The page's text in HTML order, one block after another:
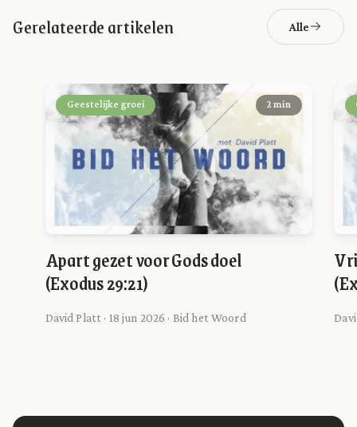
Gerelateerde artikelen Alle
Geestelijke groei 2 min
Apart gezet voor Gods doel
(Exodus 29:21)
David Platt · 18 jun 2026 · Bid het Woord